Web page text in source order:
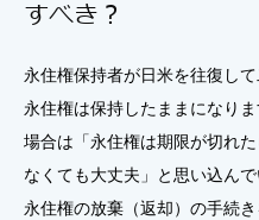
すべき？
永住権保持者が日米を往復し
永住権は保持したままになり
場合は「永住権は期限が切れ
なくても大丈夫」と思い込ん
永住権の放棄（返却）の手続